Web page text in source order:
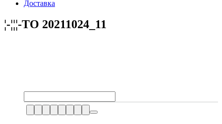
Доставка
¦-¦¦¦-TО 20211024_11